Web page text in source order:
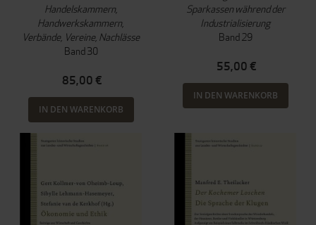
Handelskammern,
Handwerkskammern,
Verbände, Vereine, Nachlässe
Band 30
85,00 €
IN DEN WARENKORB
Sparkassen während der
Industrialisierung
Band 29
55,00 €
IN DEN WARENKORB